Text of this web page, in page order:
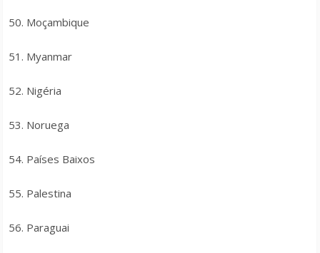
50. Moçambique
51. Myanmar
52. Nigéria
53. Noruega
54. Países Baixos
55. Palestina
56. Paraguai